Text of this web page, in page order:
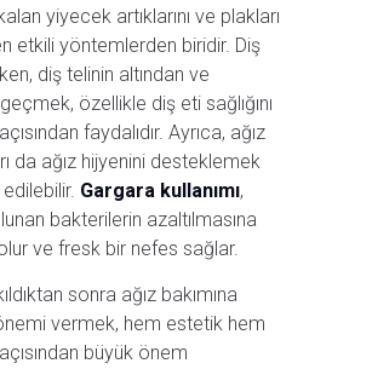
yiyecek artıklarını ve plakları
etkili yöntemlerden biridir. Diş
diş telinin altından ve
özellikle diş eti sağlığını
faydalıdır. Ayrıca, ağız
da ağız hijyenini desteklemek
Gargara kullanımı,
bakterilerin azaltılmasına
ve fresk bir nefes sağlar.
sonra ağız bakımına
vermek, hem estetik hem
büyük önem